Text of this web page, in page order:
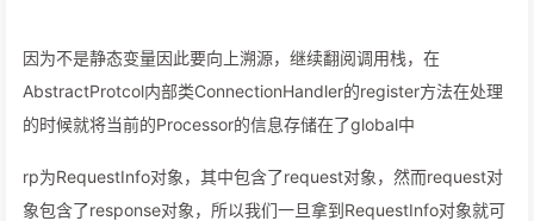
因为不是静态变量因此要向上溯源，继续翻阅调用栈，在
AbstractProtcol内部类ConnectionHandler的register方法在处理
的时候就将当前的Processor的信息存储在了global中
rp为RequestInfo对象，其中包含了request对象，然而request对
象包含了response对象，所以我们一旦拿到RequestInfo对象就可